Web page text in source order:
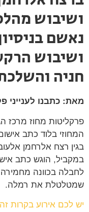
נאשם
ושיבוש
חניה
מאת: כתבנו לענייני
פרקליטות מחוז מרכז
בגין רצח אלרחמן
לחבלה בכוונה
שמטלטלת את רמלה.
יש לכם אירוע בקרות